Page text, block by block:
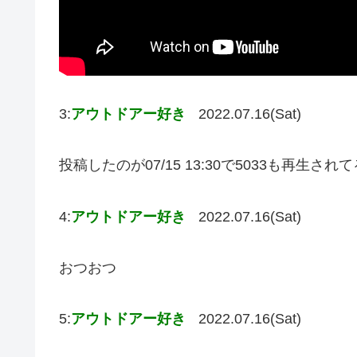
3:アウトドアー好き 2022.07.16(Sat)
投稿したのが07/15 13:30で5033も再生され
4:アウトドアー好き 2022.07.16(Sat)
おつおつ
5:アウトドアー好き 2022.07.16(Sat)